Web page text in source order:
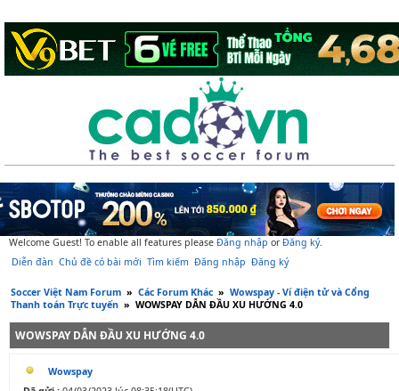
Welcome Guest! To enable all features please Đăng nhập orĐăng ký.
Diễn đàn Chủ đề có bài mới Tìm kiếm Đăng nhập Đăng ký
Soccer Việt Nam Forum » Các Forum Khác » Wowspay - Ví điện tử và Cổng
Thanh toán Trực tuyến » WOWSPAY DẪN ĐẦU XU HƯỚNG 4.0
WOWSPAY DẪN ĐẦU XU HƯỚNG 4.0
Wowspay